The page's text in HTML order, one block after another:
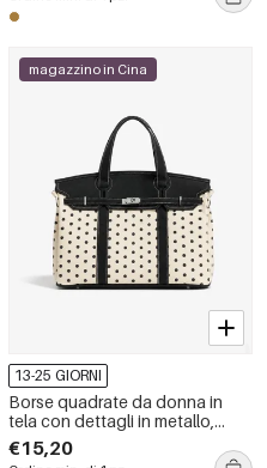
magazzino in Cina
13-25 GIORNI
Borse quadrate da donna in
tela con dettagli in metallo,
patchwork, tinta unita e pois,
stile casual.
€15,20